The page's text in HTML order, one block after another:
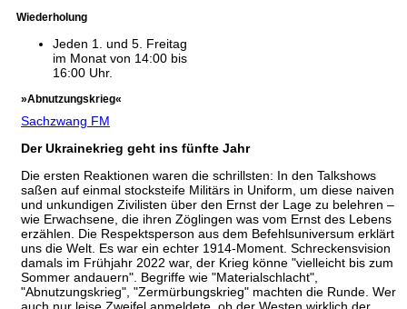
Wiederholung
Jeden 1. und 5. Freitag
im Monat von 14:00 bis
16:00 Uhr.
»Abnutzungskrieg«
Sachzwang FM
Der Ukrainekrieg geht ins fünfte Jahr
Die ersten Reaktionen waren die schrillsten: In den Talkshows
saßen auf einmal stocksteife Militärs in Uniform, um diese naiven
und unkundigen Zivilisten über den Ernst der Lage zu belehren –
wie Erwachsene, die ihren Zöglingen was vom Ernst des Lebens
erzählen. Die Respektsperson aus dem Befehlsuniversum erklärt
uns die Welt. Es war ein echter 1914-Moment. Schreckensvision
damals im Frühjahr 2022 war, der Krieg könne "vielleicht bis zum
Sommer andauern". Begriffe wie "Materialschlacht",
"Abnutzungskrieg", "Zermürbungskrieg" machten die Runde. Wer
auch nur leise Zweifel anmeldete, ob der Westen wirklich der